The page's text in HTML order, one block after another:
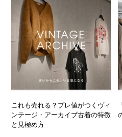
これも売れる？プレ値がつくヴィ
ンテージ・アーカイブ古着の特徴
と見極め方